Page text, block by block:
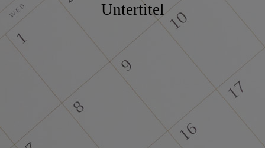
Untertitel